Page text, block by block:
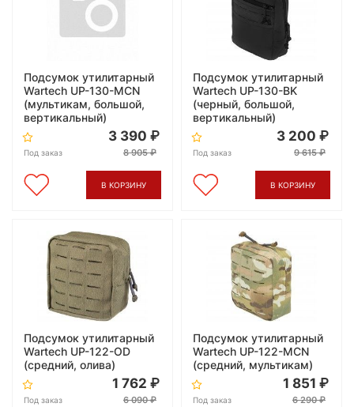
Подсумок утилитарный
Wartech UP-130-MCN
(мультикам, большой,
вертикальный)
Под заказ
3 390
8 905
В КОРЗИНУ
Подсумок утилитарный
Wartech UP-130-BK
(черный, большой,
вертикальный)
Под заказ
3 200
9 615
В КОРЗИНУ
Подсумок утилитарный
Wartech UP-122-OD
(средний, олива)
Под заказ
1 762
6 090
Подсумок утилитарный
Wartech UP-122-MCN
(средний, мультикам)
Под заказ
1 851
6 290